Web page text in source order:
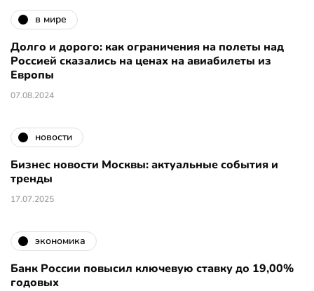
в мире
Долго и дорого: как ограничения на полеты над
Россией сказались на ценах на авиабилеты из
Европы
07.08.2024
новости
Бизнес новости Москвы: актуальные события и
тренды
17.07.2025
экономика
Банк России повысил ключевую ставку до 19,00%
годовых